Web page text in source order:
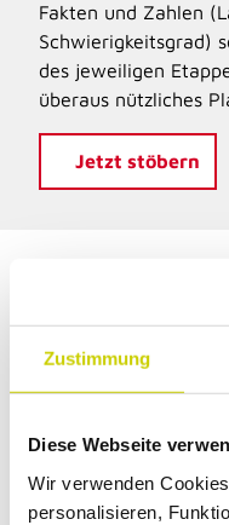
Zustimmung
Diese Webseite
Wir verwenden
personalisieren,
Fakten und Zahlen
Schwierigkeitsgrad)
des jeweiligen
überaus nützliches
Jetzt stöbern
Stärken und
Unterkünfte am
Was wäre Wandern
Ob stärkende